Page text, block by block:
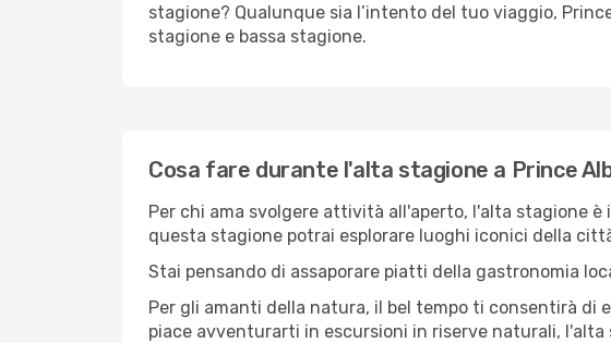
stagione? Qualunque sia l’intento del tuo viaggio,
stagione e bassa stagione.
Cosa fare durante l'alta stagione a Prince
Per chi ama svolgere attività all'aperto, l'alta stagione
questa stagione potrai esplorare luoghi iconici della
Stai pensando di assaporare piatti della gastronomia
Per gli amanti della natura, il bel tempo ti consentirà di
piace avventurarti in escursioni in riserve naturali,